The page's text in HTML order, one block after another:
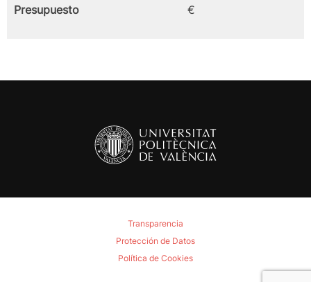
Presupuesto €
Transparencia
Protección de Datos
Política de Cookies